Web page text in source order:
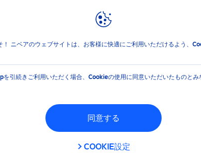
！ ニベアのウェブサイトは、お客様に快適にご利用いただけるよう、
を引続きご利用いただく場合、Cookieの使用に同意いただいたものとみ
同意する
COOKIE設定
ルSPF50 詰替え
ォータージェル
◆化粧水感覚ＵＶ
Ｆ５０／ＰＡ＋＋
む、みずみずしい